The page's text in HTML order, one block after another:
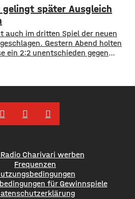
Dort werden alle 35 Schulen
mit einer Vielzahl von Daten
vergleichbar gemacht. ​So
die Anzahl der
später Ausgleich
auch im dritten Spiel der neuen
Gestern Abend holten
ein 2:2 unentschieden gegen
Charivari werben
Frequenzen
für Gewinnspiele